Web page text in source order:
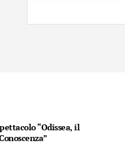
“Odissea, il